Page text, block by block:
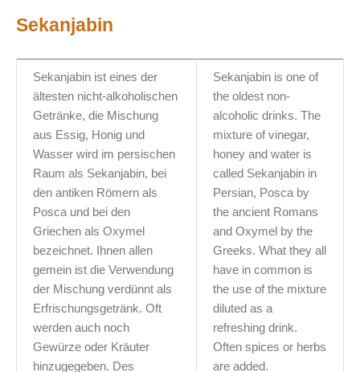
Sekanjabin
Sekanjabin ist eines der
ältesten nicht-alkoholischen
Getränke, die Mischung
aus Essig, Honig und
Wasser wird im persischen
Raum als Sekanjabin, bei
den antiken Römern als
Posca und bei den
Griechen als Oxymel
bezeichnet. Ihnen allen
gemein ist die Verwendung
der Mischung verdünnt als
Erfrischungsgetränk. Oft
werden auch noch
Gewürze oder Kräuter
hinzugegeben. Des
Sekanjabin is one of
the oldest non-
alcoholic drinks. The
mixture of vinegar,
honey and water is
called Sekanjabin in
Persian, Posca by
the ancient Romans
and Oxymel by the
Greeks. What they all
have in common is
the use of the mixture
diluted as a
refreshing drink.
Often spices or herbs
are added.